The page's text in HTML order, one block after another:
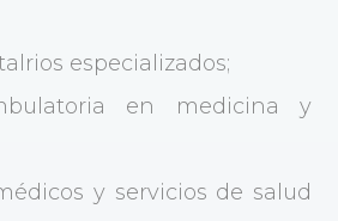
especializados;
en medicina y
y servicios de salud